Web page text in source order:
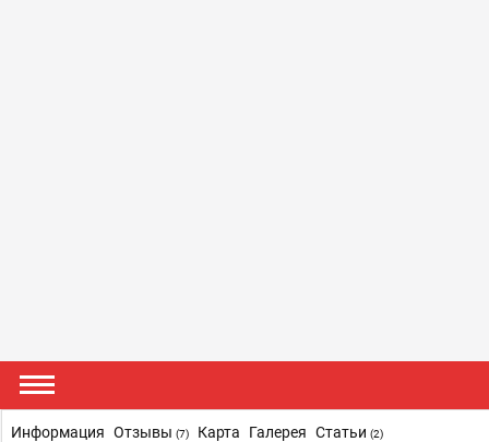
Информация Отзывы (7) Карта Галерея Статьи (2)